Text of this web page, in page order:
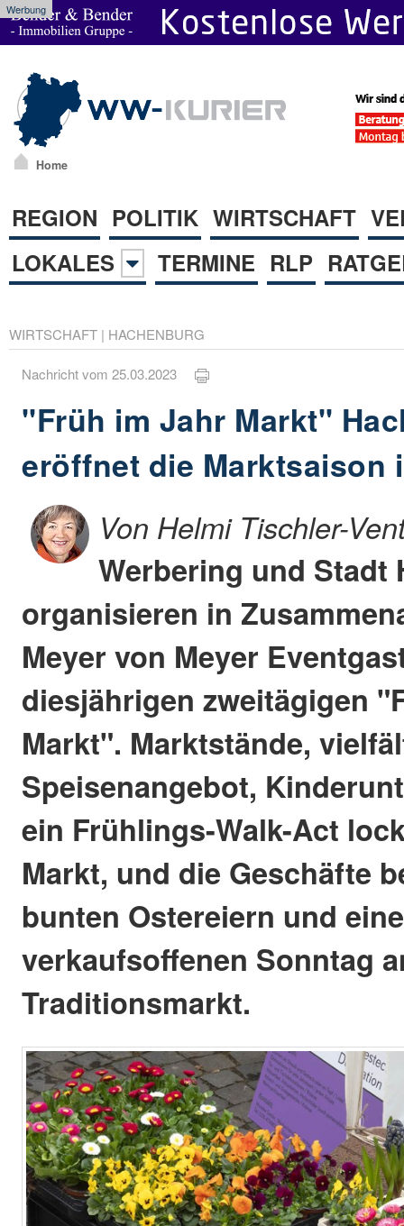
Werbung
Home
REGION POLITIK WIRTSCHAFT
LOKALES
TERMINE RLP
WIRTSCHAFT | HACHENBURG
Nachricht vom 25.03.2023
"Früh im Jahr Markt"
eröffnet die Marktsaison
Von Helmi Tischler-
Werbering und Stadt
organisieren in
Meyer von Meyer
diesjährigen zweitägigen
Markt". Marktstände,
Speisenangebot,
ein Frühlings-Walk-Act
Markt, und die Geschäfte
bunten Ostereiern und
verkaufsoffenen Sonntag
Traditionsmarkt.